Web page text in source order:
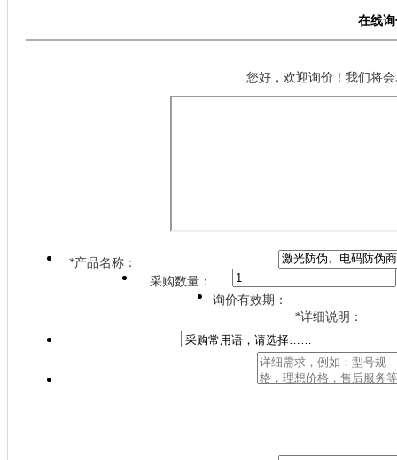
在线
您好，欢迎询价！我们将
*产品名称：
采购数量：
询价有效期：
*详细说明：